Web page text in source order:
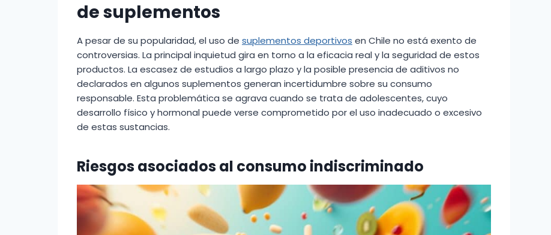
de suplementos
A pesar de su popularidad, el uso de suplementos deportivos en Chile no está exento de
controversias. La principal inquietud gira en torno a la eficacia real y la seguridad de estos
productos. La escasez de estudios a largo plazo y la posible presencia de aditivos no
declarados en algunos suplementos generan incertidumbre sobre su consumo
responsable. Esta problemática se agrava cuando se trata de adolescentes, cuyo
desarrollo físico y hormonal puede verse comprometido por el uso inadecuado o excesivo
de estas sustancias.
Riesgos asociados al consumo indiscriminado